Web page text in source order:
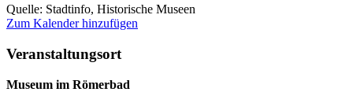
Quelle: Stadtinfo, Historische Museen
Zum Kalender hinzufügen
Veranstaltungsort
Museum im Römerbad